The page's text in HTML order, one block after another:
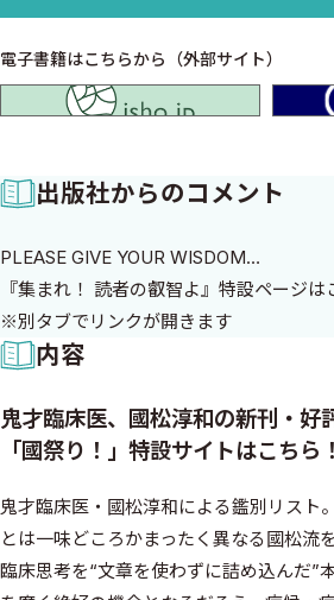
電子書籍はこちらから（外部サイト）
出版社からのコメント
PLEASE GIVE YOUR WISDOM…
『集まれ！ 読者の叡智よ』特設ページは
※別タブでリンクが開きます
内容
鬼才臨床医、國松淳和の新刊・好
「國祭り！」特設サイトはこちら！
鬼才臨床医・國松淳和による鑑別リスト
とは一味どころかまったく異なる國松流
臨床思考を“文章を使わずに詰め込んだ”